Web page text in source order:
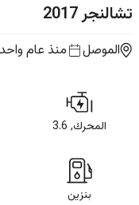
تشالنجر2017
الموصل منذ عام واحد
المحرك, 3.6
بنزين